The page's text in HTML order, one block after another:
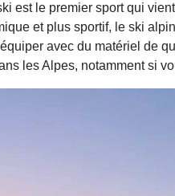
est le premier sport qui
et plus sportif, le ski
avec du matériel de
les Alpes, notamment si